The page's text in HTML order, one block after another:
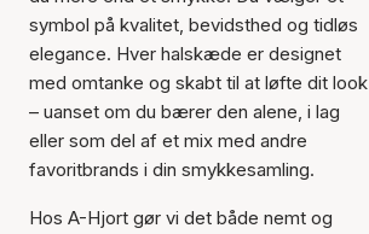
symbol på kvalitet, bevidsthed og tidløs
elegance. Hver halskæde er designet
med omtanke og skabt til at løfte dit look
– uanset om du bærer den alene, i lag
eller som del af et mix med andre
favoritbrands i din smykkesamling.
Hos A-Hjort gør vi det både nemt og